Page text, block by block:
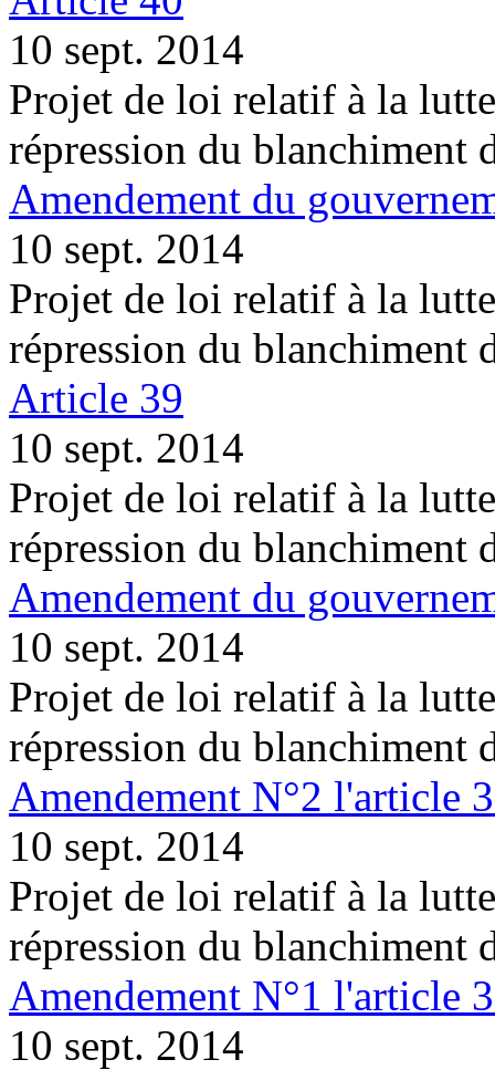
10 sept. 2014
Projet de loi relatif à la
répression du blanchiment
Amendement du
10 sept. 2014
Projet de loi relatif à la
répression du blanchiment
Article 39
10 sept. 2014
Projet de loi relatif à la
répression du blanchiment
Amendement du
10 sept. 2014
Projet de loi relatif à la
répression du blanchiment
Amendement N°2 l'article
10 sept. 2014
Projet de loi relatif à la
répression du blanchiment
Amendement N°1 l'article
10 sept. 2014